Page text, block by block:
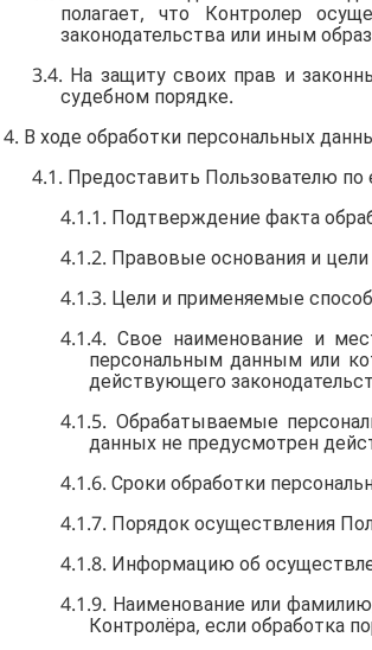
полагает, что Контролер
законодательства или иным
3.4. На защиту своих прав и
судебном порядке.
4. В ходе обработки персональных
4.1. Предоставить Пользователю
4.1.1. Подтверждение факта
4.1.2. Правовые основания и
4.1.3. Цели и применяемые
4.1.4. Свое наименование и
персональным данным или
действующего
4.1.5. Обрабатываемые
данных не предусмотрен
4.1.6. Сроки обработки
4.1.7. Порядок осуществления
4.1.8. Информацию об
4.1.9. Наименование или
Контролёра, если обработка